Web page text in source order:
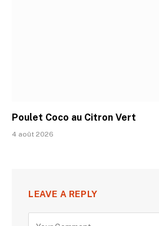
Poulet Coco au Citron Vert
4 août 2026
LEAVE A REPLY